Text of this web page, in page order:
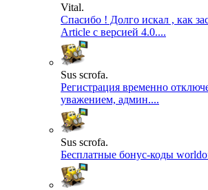
Vital.
Спасибо ! Долго искал , как
Article с версией 4.0....
Sus scrofa.
Регистрация временно
уважением, админ....
Sus scrofa.
Бесплатные бонус-коды